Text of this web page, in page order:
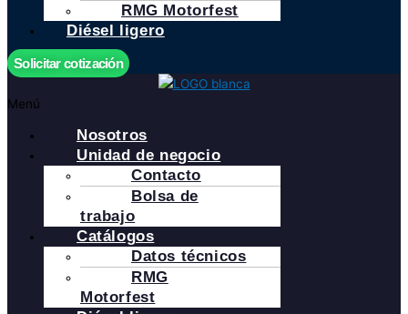
RMG Motorfest
Diésel ligero
Solicitar cotización
Menú
Nosotros
Unidad de negocio
Contacto
Bolsa de
trabajo
Catálogos
Datos técnicos
RMG
Motorfest